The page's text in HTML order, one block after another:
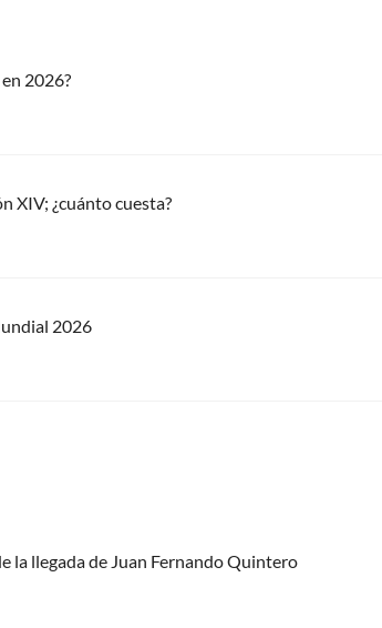
2026?
XIV; ¿cuánto cuesta?
2026
la llegada de Juan Fernando Quintero